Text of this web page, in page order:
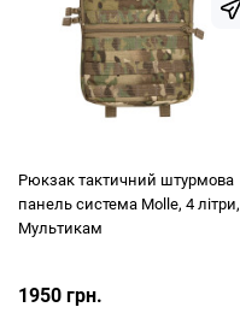
Рюкзак тактичний штурмова
панель система Molle, 4 літри,
Мультикам
1950 грн.